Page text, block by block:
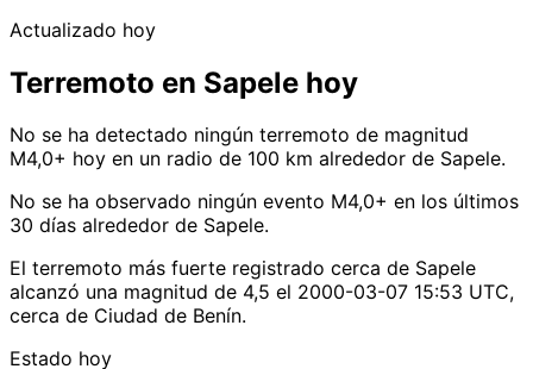
Actualizado hoy
Terremoto en Sapele hoy
No se ha detectado ningún terremoto de magnitud
M4,0+ hoy en un radio de 100 km alrededor de Sapele.
No se ha observado ningún evento M4,0+ en los últimos
30 días alrededor de Sapele.
El terremoto más fuerte registrado cerca de Sapele
alcanzó una magnitud de 4,5 el 2000-03-07 15:53 UTC,
cerca de Ciudad de Benín.
Estado hoy